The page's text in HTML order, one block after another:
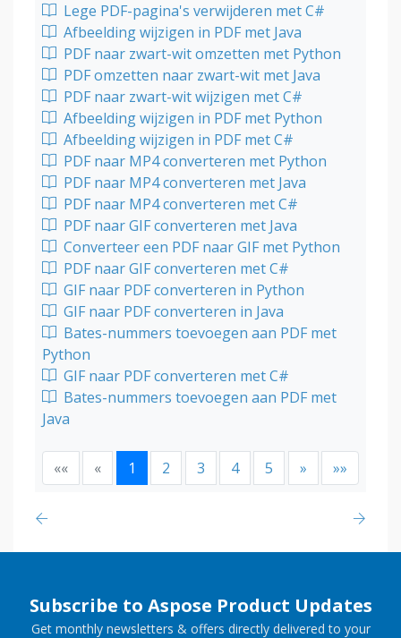
Lege PDF-pagina's verwijderen met C#
Afbeelding wijzigen in PDF met Java
PDF naar zwart-wit omzetten met Python
PDF omzetten naar zwart-wit met Java
PDF naar zwart-wit wijzigen met C#
Afbeelding wijzigen in PDF met Python
Afbeelding wijzigen in PDF met C#
PDF naar MP4 converteren met Python
PDF naar MP4 converteren met Java
PDF naar MP4 converteren met C#
PDF naar GIF converteren met Java
Converteer een PDF naar GIF met Python
PDF naar GIF converteren met C#
GIF naar PDF converteren in Python
GIF naar PDF converteren in Java
Bates-nummers toevoegen aan PDF met
Python
GIF naar PDF converteren met C#
Bates-nummers toevoegen aan PDF met
Java
«« « 1 2 3 4 5 » »»
Subscribe to Aspose Product Updates
Get monthly newsletters & offers directly delivered to your